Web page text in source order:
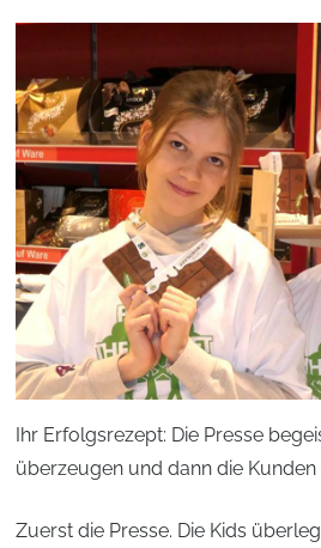
Ihr Erfolgsrezept: Die Presse
überzeugen und dann die Kunden
Zuerst die Presse. Die Kids